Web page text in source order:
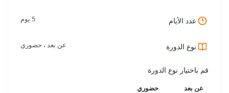
عدد الأيام 5 يوم
نوع الدورة عن بعد ، حضوري
قم باختيار نوع الدورة
عن بعد
حضوري